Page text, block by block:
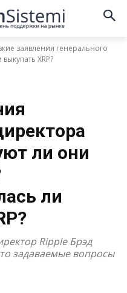
заявления генерального
XRP?
ли они
ли
Ripple Брэд
задаваемые вопросы